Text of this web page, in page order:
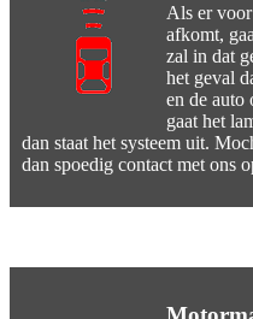
Als er
afkomt,
zal in dat
het geval
en de auto
gaat het
dan staat het systeem uit.
dan spoedig contact met ons